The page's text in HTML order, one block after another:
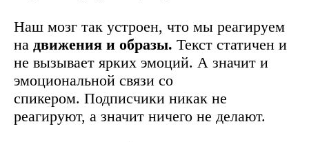
Наш мозг так устроен, что мы реагируем
на движения и образы. Текст статичен и
не вызывает ярких эмоций. А значит и
эмоциональной связи со
спикером. Подписчики никак не
реагируют, а значит ничего не делают.